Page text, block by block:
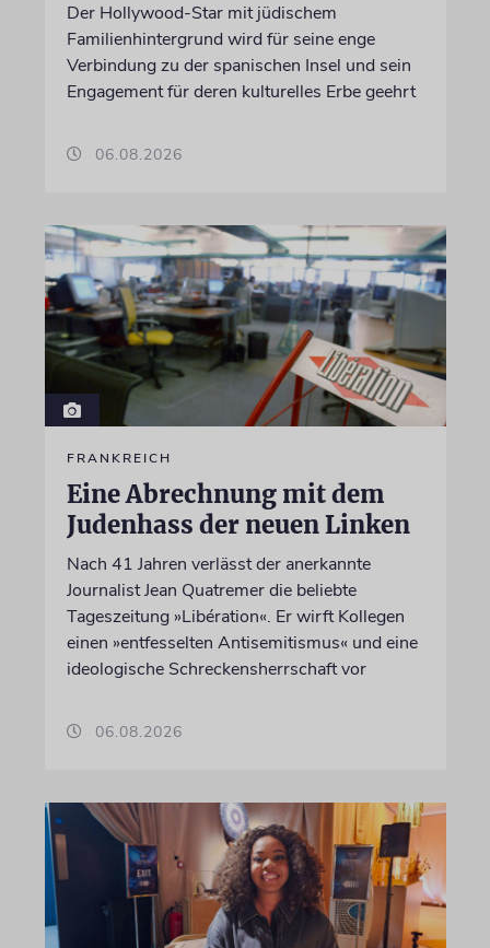
Der Hollywood-Star mit jüdischem
Familienhintergrund wird für seine enge
Verbindung zu der spanischen Insel und sein
Engagement für deren kulturelles Erbe geehrt
06.08.2026
FRANKREICH
Eine Abrechnung mit dem
Judenhass der neuen Linken
Nach 41 Jahren verlässt der anerkannte
Journalist Jean Quatremer die beliebte
Tageszeitung »Libération«. Er wirft Kollegen
einen »entfesselten Antisemitismus« und eine
ideologische Schreckensherrschaft vor
06.08.2026